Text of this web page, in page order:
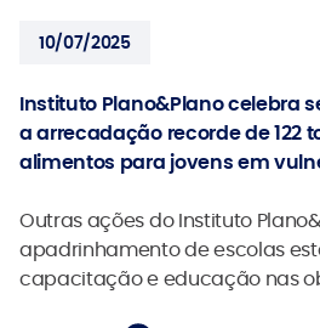
10/07/2025
Instituto Plano&Plano celebra
a arrecadação recorde de 122
alimentos para jovens em
Outras ações do Instituto
apadrinhamento de escolas
capacitação e educação nas